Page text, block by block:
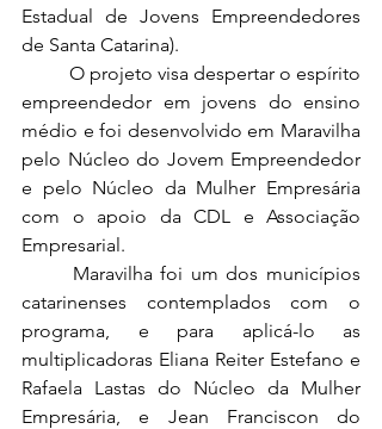
Estadual de Jovens Empreendedores
de Santa Catarina).
empreendedor em jovens do ensino
médio e foi desenvolvido em Maravilha
pelo Núcleo do Jovem Empreendedor
e pelo Núcleo da Mulher Empresária
com o apoio da CDL e Associação
Empresarial.
catarinenses contemplados com o
programa, e para aplicá-lo as
multiplicadoras Eliana Reiter Estefano e
Rafaela Lastas do Núcleo da Mulher
Empresária, e Jean Franciscon do